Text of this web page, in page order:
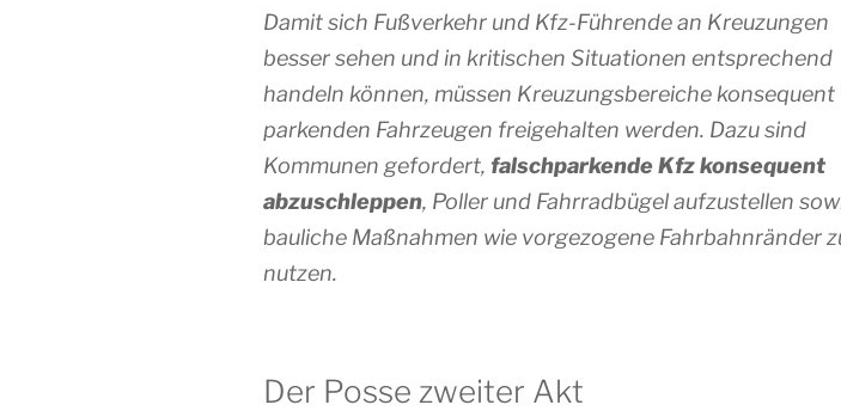
Damit sich Fußverkehr und Kfz-Führende an Kreuzungen
besser sehen und in kritischen Situationen entsprechend
handeln können, müssen Kreuzungsbereiche konsequent
parkenden Fahrzeugen freigehalten werden. Dazu sind
Kommunen gefordert, falschparkende Kfz konsequent
abzuschleppen, Poller und Fahrradbügel aufzustellen
bauliche Maßnahmen wie vorgezogene Fahrbahnränder
nutzen.
Der Posse zweiter Akt